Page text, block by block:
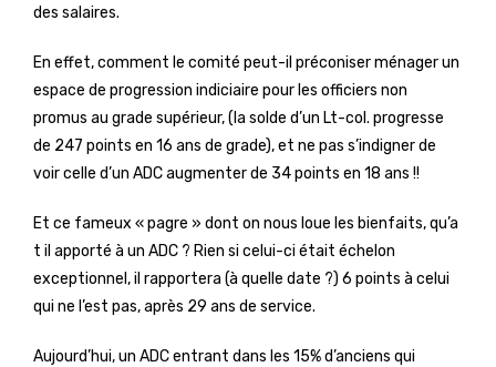
des salaires.
En effet, comment le comité peut-il préconiser ménager un
espace de progression indiciaire pour les officiers non
promus au grade supérieur, (la solde d’un Lt-col. progresse
de 247 points en 16 ans de grade), et ne pas s’indigner de
voir celle d’un ADC augmenter de 34 points en 18 ans !!
Et ce fameux « pagre » dont on nous loue les bienfaits, qu’a
t il apporté à un ADC ? Rien si celui-ci était échelon
exceptionnel, il rapportera (à quelle date ?) 6 points à celui
qui ne l’est pas, après 29 ans de service.
Aujourd’hui, un ADC entrant dans les 15% d’anciens qui